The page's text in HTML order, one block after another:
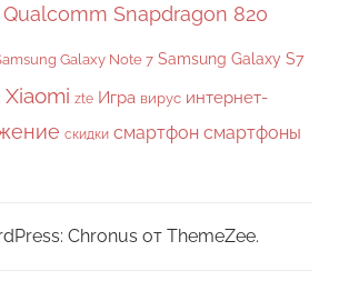
Qualcomm Snapdragon 820
Galaxy Note 7 Samsung Galaxy S7
Xiaomi zte Игра вирус интернет-
скидки смартфон смартфоны
Chronus от ThemeZee.